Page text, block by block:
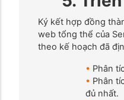
Ký kết hợp đồng
web tổng thể của
theo kế hoạch đã
• Phân
• Phân
đủ nhất.